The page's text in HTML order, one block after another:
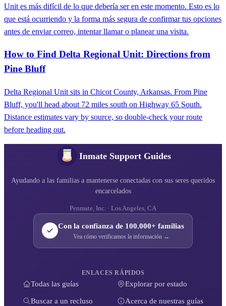
Unit es más difícil de lo que debería ser en este momento. Esto es lo
que está ocurriendo y la forma más segura de confirmar tus opciones
antes de enviar correo, intentar llamar o planear una visita.
How to Find Delta Regional Unit: Directions from
Pine Bluff
Delta Regional Unit sits in Chicot County, Arkansas. From Pine
Bluff, you'll head about 72 miles south on Highway 65 South.
Distance estimates vary by source, so double-check your route
before heading out.
Inmate Support Guides
Ayudando a las familias a mantenerse conectadas con sus seres queridos
encarcelados
Penmate, Inc. · Los Angeles, CA
Con la confianza de 100.000+ familias
Vea cómo verificamos la información →
ENLACES RÁPIDOS
Todas las guías Explorar por estado
Buscar a un recluso Acerca de nuestras guías